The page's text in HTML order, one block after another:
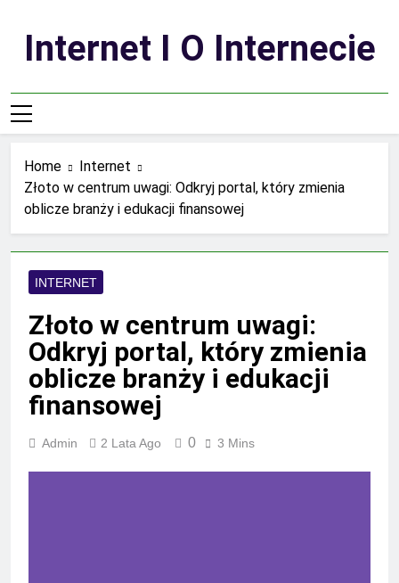
contentInternet I O Internecie
Home
Internet
Złoto w centrum uwagi: Odkryj portal, który zmienia
oblicze branży i edukacji finansowej
INTERNET
Złoto w centrum uwagi:
Odkryj portal, który zmienia
oblicze branży i edukacji
finansowej
Admin 2 Lata Ago 0 3 Mins